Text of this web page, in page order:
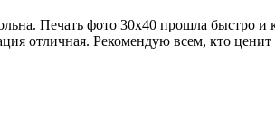
Печать фото 30х40 прошла быстро
отличная. Рекомендую всем, кто ценит